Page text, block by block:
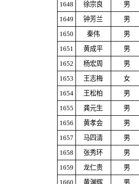
1648
徐宗良
男
1649
钟芳兰
男
1650
秦伟
男
1651
黄成平
男
1652
杨宏周
男
1653
王志梅
女
1654
王松柏
男
1655
龚元生
男
1656
黄孝会
男
1657
马四清
男
1658
张秀环
男
1659
龙仁贵
男
1660
黄渊辉 男